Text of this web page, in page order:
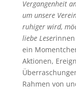
Vergangenheit
um unsere
ruhiger wird,
liebe Leser
ein
Aktionen,
Rahmen von